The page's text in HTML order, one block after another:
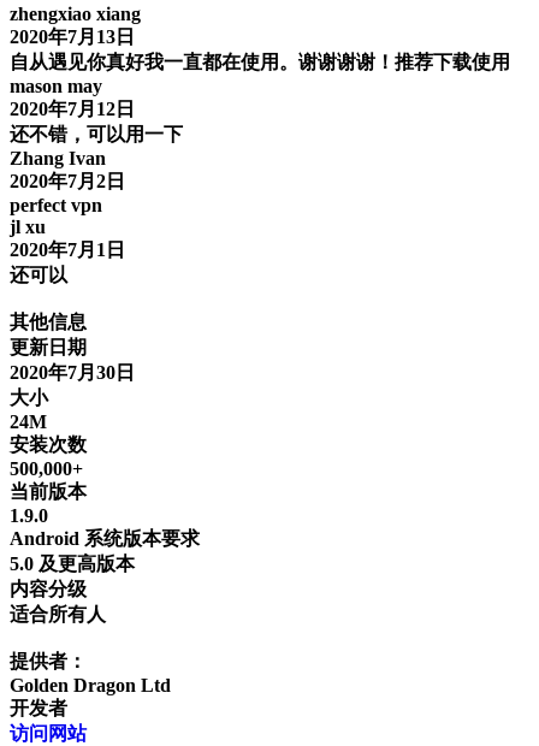
zhengxiao xiang
2020年7月13日
自从遇见你真好我一直都在使用。谢谢谢谢！推荐下载使用
mason may
2020年7月12日
还不错，可以用一下
Zhang Ivan
2020年7月2日
perfect vpn
jl xu
2020年7月1日
还可以
其他信息
更新日期
2020年7月30日
大小
24M
安装次数
500,000+
当前版本
1.9.0
Android 系统版本要求
5.0 及更高版本
内容分级
适合所有人
提供者：
Golden Dragon Ltd
开发者
访问网站